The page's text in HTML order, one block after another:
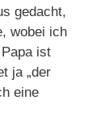
gedacht,
wobei ich
ist
ja „der
eine